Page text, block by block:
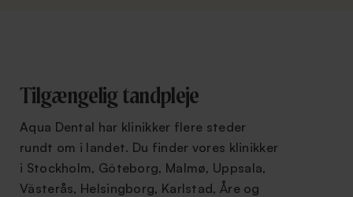
Tilgængelig tandpleje
Aqua Dental har klinikker flere steder
rundt om i landet. Du finder vores klinikker
i Stockholm, Göteborg, Malmø, Uppsala,
Västerås, Helsingborg, Karlstad, Åre og